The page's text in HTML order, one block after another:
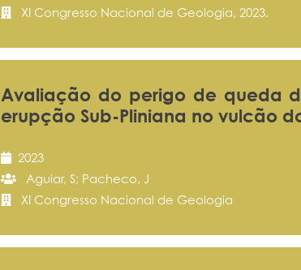
XI Congresso Nacional de Geologia, 2023.
Avaliação do perigo de queda
erupção Sub-Pliniana no vulcão
2023
Aguiar, S; Pacheco, J
XI Congresso Nacional de Geologia